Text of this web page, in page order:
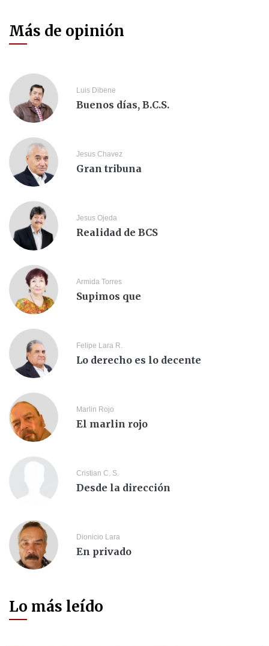
Más de opinión
Luis Dibene
Buenos días, B.C.S.
Jesus Chavez
Gran tribuna
Jesus Ojeda
Realidad de BCS
Armida Torres
Supimos que
Felipe Lara R.
Lo derecho es lo decente
Marlin Rojo
El marlin rojo
Cristian C. S.
Desde la dirección
Dionicio Lara
En privado
Lo más leído